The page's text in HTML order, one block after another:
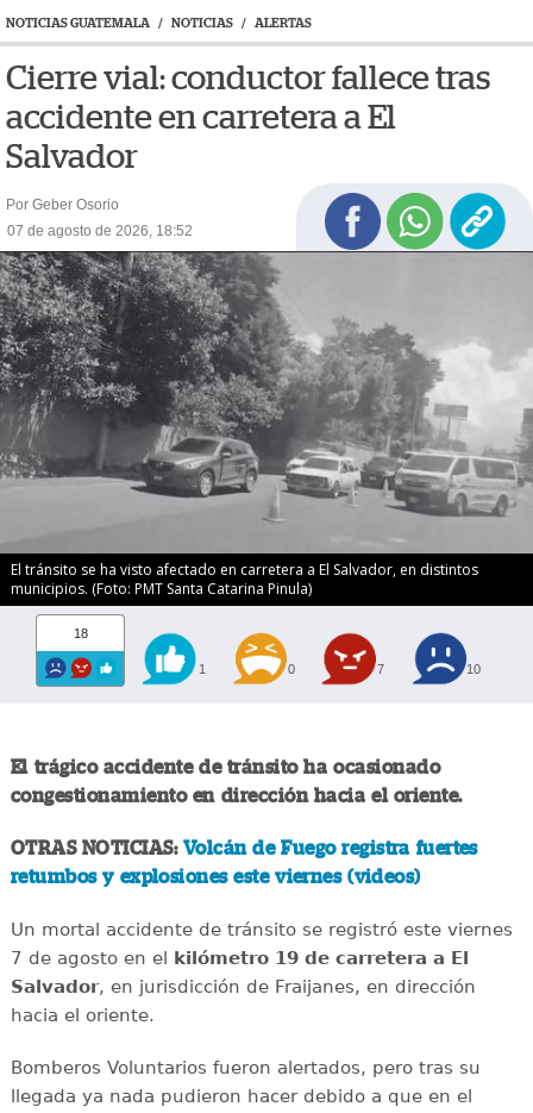
NOTICIAS GUATEMALA / NOTICIAS / ALERTAS
Cierre vial: conductor fallece tras
accidente en carretera a El
Salvador
Por Geber Osorio
07 de agosto de 2026, 18:52
El tránsito se ha visto afectado en carretera a El Salvador, en distintos
municipios. (Foto: PMT Santa Catarina Pinula)
18
1 0 7 10
El trágico accidente de tránsito ha ocasionado
congestionamiento en dirección hacia el oriente.
OTRAS NOTICIAS: Volcán de Fuego registra fuertes
retumbos y explosiones este viernes (videos)
Un mortal accidente de tránsito se registró este viernes
7 de agosto en el
kilómetro 19 de carretera a El
Salvador, en jurisdicción de Fraijanes, en dirección
hacia el oriente.
Bomberos Voluntarios fueron alertados, pero tras su
llegada ya nada pudieron hacer debido a que en el